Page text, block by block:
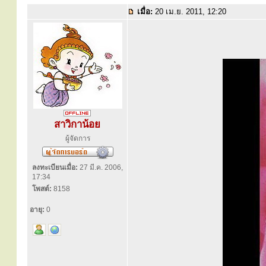
เมื่อ: 20 เม.ย. 2011, 12:20
สาวิกาน้อย
ผู้จัดการ
ลงทะเบียนเมื่อ: 27 มี.ค. 2006,
17:34
โพสต์: 8158
อายุ: 0